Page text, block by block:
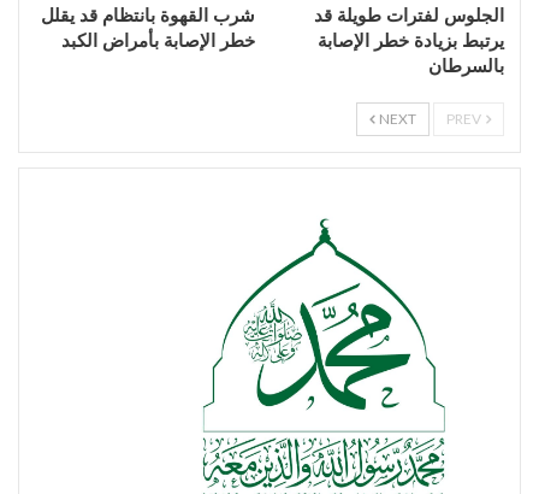
الجلوس لفترات طويلة قد
يرتبط بزيادة خطر الإصابة
بالسرطان
شرب القهوة بانتظام قد يقلل
خطر الإصابة بأمراض الكبد
NEXT